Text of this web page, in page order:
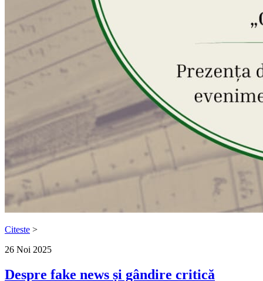
Citeste >
26 Noi 2025
Despre fake news și gândire critică